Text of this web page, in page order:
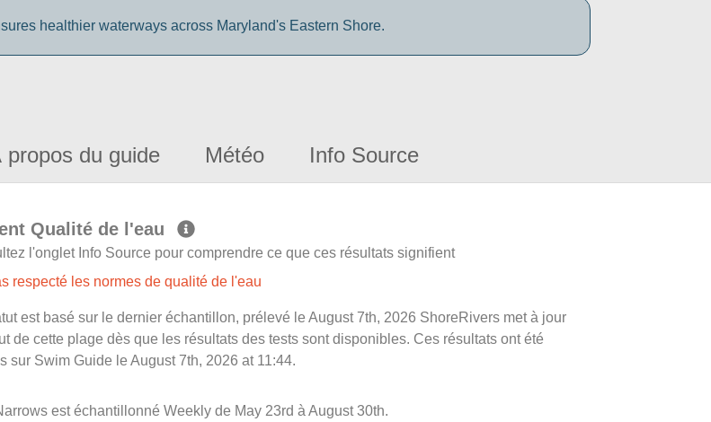
healthier waterways across Maryland's Eastern Shore.
propos du guide Météo Info Source
Qualité de l'eau
l'onglet Info Source pour comprendre ce que ces résultats signifient
respecté les normes de qualité de l'eau
est basé sur le dernier échantillon, prélevé le August 7th, 2026 ShoreRivers met à jour
de cette plage dès que les résultats des tests sont disponibles. Ces résultats ont été
sur Swim Guide le August 7th, 2026 at 11:44.
est échantillonné Weekly de May 23rd à August 30th.